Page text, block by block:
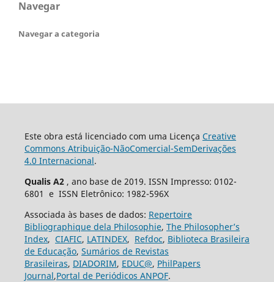
Navegar
Navegar a categoria
Este obra está licenciado com uma Licença Creative
Commons Atribuição-NãoComercial-SemDerivações
4.0 Internacional.
Qualis A2 , ano base de 2019. ISSN Impresso: 0102-
6801 e ISSN Eletrônico: 1982-596X
Associada às bases de dados: Repertoire
Bibliographique dela Philosophie, The Philosopher’s
Index, CIAFIC, LATINDEX, Refdoc, Biblioteca Brasileira
de Educação, Sumários de Revistas
Brasileiras, DIADORIM, EDUC@, PhilPapers
Journal,Portal de Periódicos ANPOF.